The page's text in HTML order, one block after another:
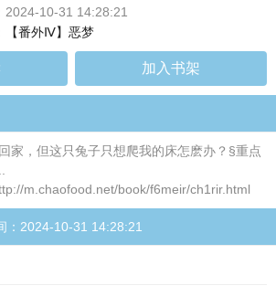
2024-10-31 14:28:21
【番外Ⅳ】恶梦
加入书架
家，但这只兔子只想爬我的床怎麽办？§重点
m.chaofood.net/book/f6meir/ch1rir.html
：2024-10-31 14:28:21